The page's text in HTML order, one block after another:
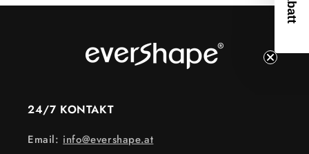
24/7 KONTAKT
Email: info@evershape.at